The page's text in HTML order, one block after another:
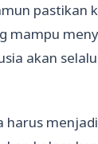
pastikan
mampu
akan
harus